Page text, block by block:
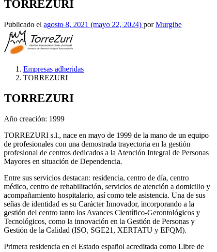
TORREZURI
Publicado el agosto 8, 2021 (mayo 22, 2024) por Murgibe
Empresas adheridas
TORREZURI
TORREZURI
Año creación: 1999
TORREZURI s.l., nace en mayo de 1999 de la mano de un equipo
de profesionales con una demostrada trayectoria en la gestión
profesional de centros dedicados a la Atención Integral de Personas
Mayores en situación de Dependencia.
Entre sus servicios destacan: residencia, centro de día, centro
médico, centro de rehabilitación, servicios de atención a domicilio y
acompañamiento hospitalario, así como tele asistencia. Una de sus
señas de identidad es su Carácter Innovador, incorporando a la
gestión del centro tanto los Avances Científico-Gerontológicos y
Tecnológicos, como la innovación en la Gestión de Personas y
Gestión de la Calidad (ISO, SGE21, XERTATU y EFQM).
Primera residencia en el Estado español acreditada como Libre de